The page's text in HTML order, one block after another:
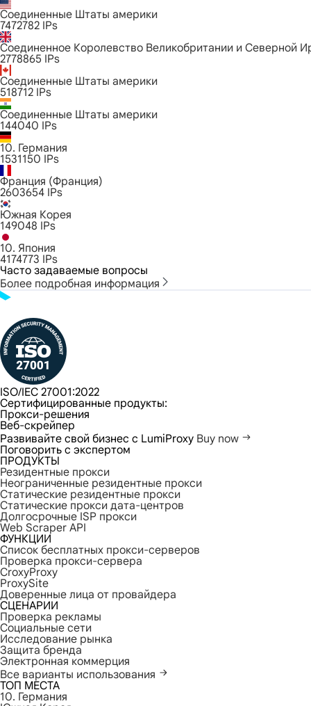
Соединенные Штаты америки
7472782 IPs
Соединенное Королевство Великобритании и Северной
2778865 IPs
Соединенные Штаты америки
518712 IPs
Соединенные Штаты америки
144040 IPs
10. Германия
1531150 IPs
Франция (Франция)
2603654 IPs
Южная Корея
149048 IPs
10. Япония
4174773 IPs
Часто задаваемые вопросы
Более подробная информация
ISO/IEC 27001:2022
Сертифицированные продукты:
Прокси-решения
Веб-скрейпер
Развивайте свой бизнес с LumiProxy Buy now
Поговорить с экспертом
ПРОДУКТЫ
Резидентные прокси
Неограниченные резидентные прокси
Статические резидентные прокси
Статические прокси дата-центров
Долгосрочные ISP прокси
Web Scraper API
ФУНКЦИИ
Список бесплатных прокси-серверов
Проверка прокси-сервера
CroxyProxy
ProxySite
Доверенные лица от провайдера
СЦЕНАРИИ
Проверка рекламы
Социальные сети
Исследование рынка
Защита бренда
Электронная коммерция
Все варианты использования
ТОП МЕСТА
10. Германия